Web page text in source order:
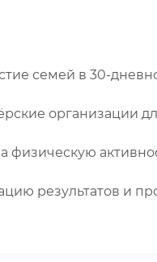
семей в 30-
организации
результатов и